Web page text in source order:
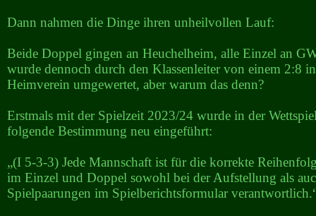
Dann nahmen die Dinge ihren unheilvollen Lauf:
Beide Doppel gingen an Heuchelheim, alle Einzel an
wurde dennoch durch den Klassenleiter von einem 2:8
Heimverein umgewertet, aber warum das denn?
Erstmals mit der Spielzeit 2023/24 wurde in der
folgende Bestimmung neu eingeführt:
„(I 5-3-3) Jede Mannschaft ist für die korrekte
im Einzel und Doppel sowohl bei der Aufstellung als
Spielpaarungen im Spielberichtsformular